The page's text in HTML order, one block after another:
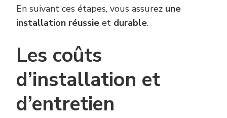
En suivant ces étapes, vous assurez une
installation réussie et durable.
Les coûts
d’installation et
d’entretien